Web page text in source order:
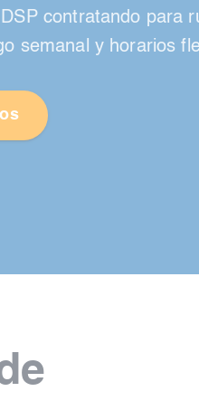
contratando para
semanal y horarios